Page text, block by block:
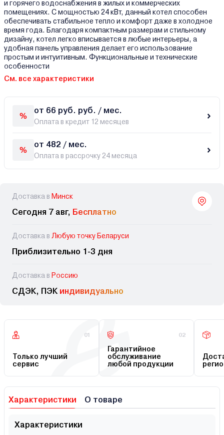
и горячего водоснабжения в жилых и коммерческих
помещениях. С мощностью 24 кВт, данный котел способен
обеспечивать стабильное тепло и комфорт даже в холодное
время года. Благодаря компактным размерам и стильному
дизайну, котел легко вписывается в любые интерьеры, а
удобная панель управления делает его использование
простым и интуитивным. Функциональные и технические
особенности
См. все характеристики
от 66 руб. руб. / мес.
Оплата в кредит 12 месяцев
от 482 / мес.
Оплата в рассрочку 24 месяца
Доставка в Минск
Сегодня 7 авг, Бесплатно
Доставка в Любую точку Беларуси
Приблизительно 1-3 дня
Доставка в Россию
СДЭК, ПЭК индивидуально
01
Только лучший
сервис
02
Гарантийное
обслуживание
любой продукции
Характеристики О товаре
Характеристики